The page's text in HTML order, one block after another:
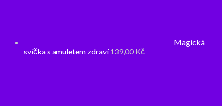
Magická
svíčka s amuletem zdraví 139,00Kč